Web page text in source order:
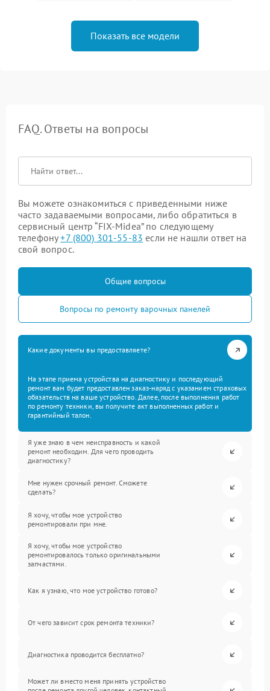
Показать все модели
FAQ. Ответы на вопросы
Вы можете ознакомиться с приведенными ниже
часто задаваемыми вопросами, либо обратиться в
сервисный центр “FIX-Midea” по следующему
телефону+7 (800) 301-55-83 если не нашли ответ на
свой вопрос.
Общие вопросы
Вопросы по ремонту варочных панелей
Какие документы вы предоставляете?
На этапе приема устройства на диагностику и последующий
ремонт вам будет предоставлен заказ-наряд с указанием страховых
обязательств на ваше устройство. Далее, после выполнения работ
по ремонту техники, вы получите акт выполненных работ и
гарантийный талон.
Я уже знаю в чем неисправность и какой
ремонт необходим. Для чего проводить
диагностику?
Мне нужен срочный ремонт. Сможете
сделать?
Я хочу, чтобы мое устройство
ремонтировали при мне.
Я хочу, чтобы мое устройство
ремонтировалось только оригинальными
запчастями.
Как я узнаю, что мое устройство готово?
От чего зависит срок ремонта техники?
Диагностика проводится бесплатно?
Может ли вместо меня принять устройство